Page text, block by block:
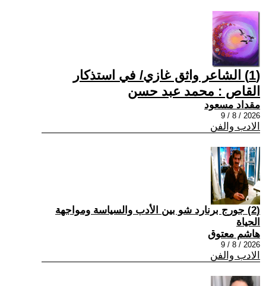
(1) الشاعر واثق غازي/ في استذكار
القاص : محمد عبد حسن
مقداد مسعود
2026 / 8 / 9
الادب والفن
(2) جورج برنارد شو بين الأدب والسياسة ومواجهة
الحياة
هاشم معتوق
2026 / 8 / 9
الادب والفن